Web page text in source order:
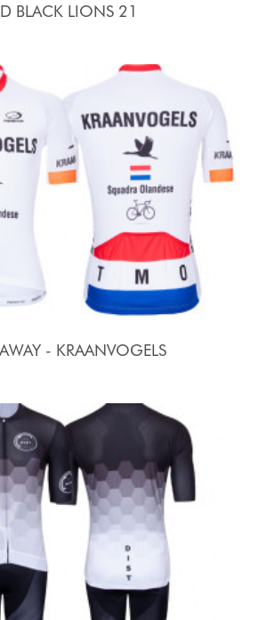
BLACK LIONS 21
- KRAANVOGELS